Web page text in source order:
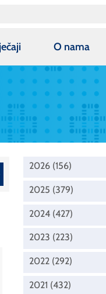
O nama
2026 (156)
2025 (379)
2024 (427)
2023 (223)
2022 (292)
2021 (432)